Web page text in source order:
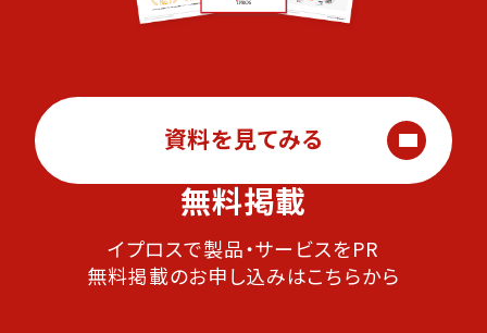
資料を見てみる
無料掲載
イプロスで製品・サービスをPR
無料掲載のお申し込みはこちらから